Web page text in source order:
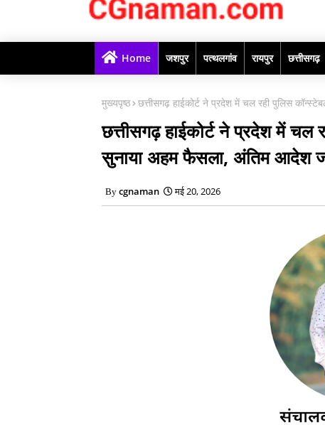
Home जशपुर पत्थलगांव रायपुर छत्तीसगढ़
मुख्यपृष्ठ छत्तीसगढ़ हाईकोर्ट ने प्रदेश में चल रही पुलिस
छत्तीसगढ़ हाईकोर्ट ने प्रदेश में
सुनाया अहम फैसला, अंतिम आदेश
cgnaman मई 20, 2026